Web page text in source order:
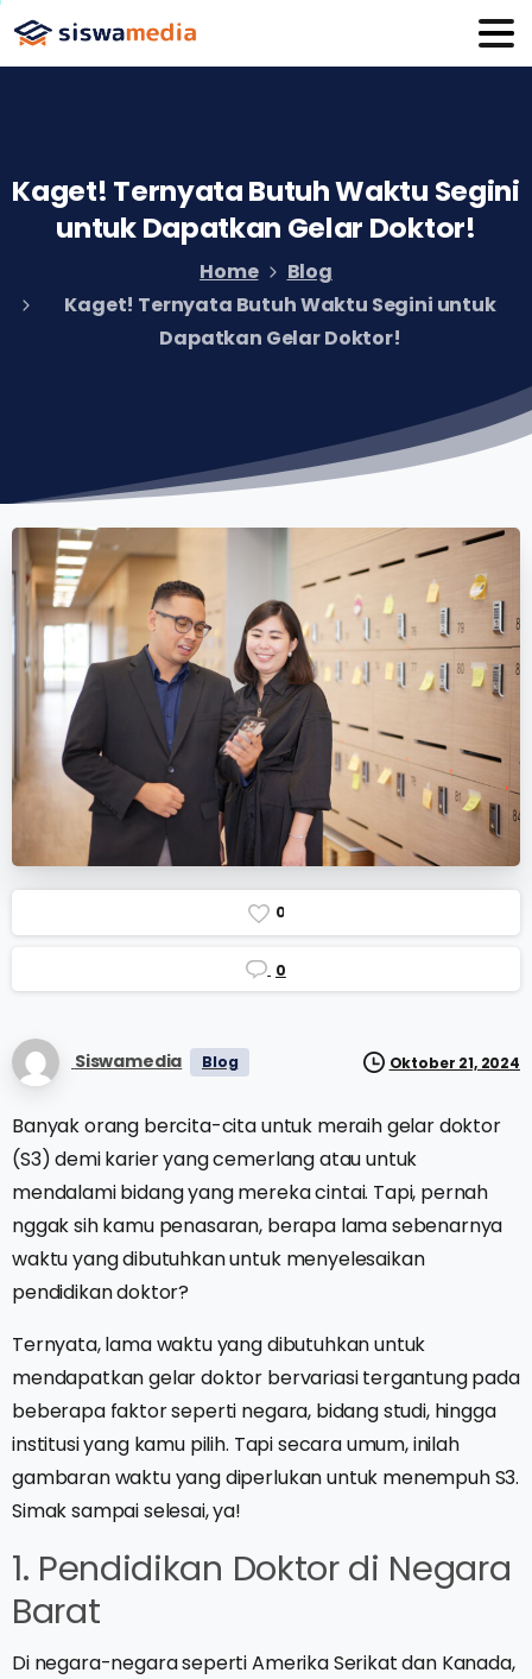
Kaget! TernyataButuhWaktu Segini
untukDapatkan Gelar Doktor!
Home
Blog
Kaget! Ternyata Butuh Waktu Segini untuk
Dapatkan Gelar Doktor!
0
0
Siswamedia Blog Oktober 21, 2024
Banyak orang bercita-cita untuk meraih gelar doktor
(S3) demi karier yang cemerlang atau untuk
mendalami bidang yang mereka cintai. Tapi, pernah
nggak sih kamu penasaran, berapa lama sebenarnya
waktu yang dibutuhkan untuk menyelesaikan
pendidikan doktor?
Ternyata, lama waktu yang dibutuhkan untuk
mendapatkan gelar doktor bervariasi tergantung pada
beberapa faktor seperti negara, bidang studi, hingga
institusi yang kamu pilih. Tapi secara umum, inilah
gambaran waktu yang diperlukan untuk menempuh S3.
Simak sampai selesai, ya!
1. Pendidikan Doktor di Negara
Barat
Di negara-negara seperti Amerika Serikat dan Kanada,